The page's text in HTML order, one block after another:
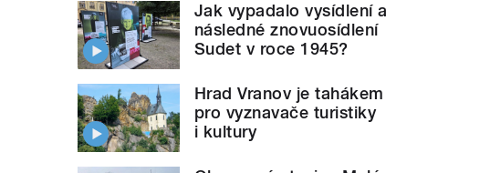
Jak vypadalo vysídlení a
následné znovuosídlení
Sudet v roce 1945?
Hrad Vranov je tahákem
pro vyznavače turistiky
i kultury